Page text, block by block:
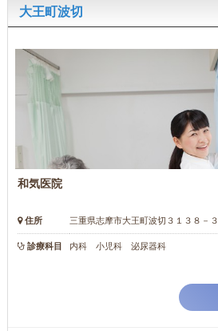
大王町波切
和気医院
住所 三重県志摩市大王町波切３１３８－３
診療科目 内科 小児科 泌尿器科